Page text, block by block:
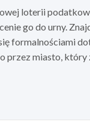
loterii
go do urny.
formalnościami
przez miasto, który